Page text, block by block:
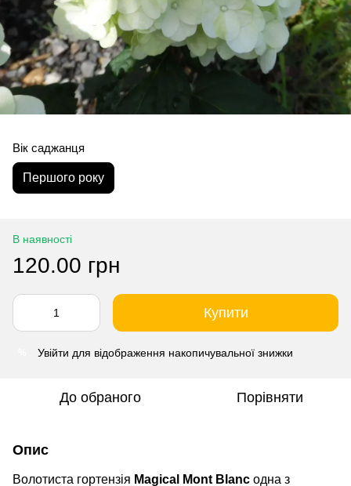
Вік саджанця
Першого року
В наявності
120.00 грн
Купити
Увійти для відображення накопичувальної знижки
До обраного Порівняти
Опис
Волотиста гортензія Magical Mont Blanc одна з